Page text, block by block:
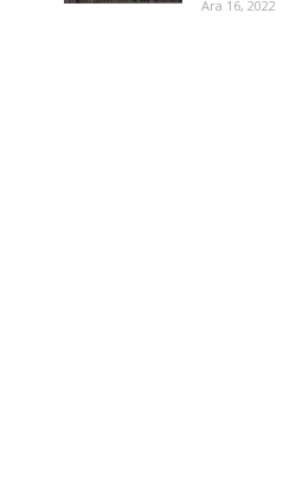
Ara 16, 2022